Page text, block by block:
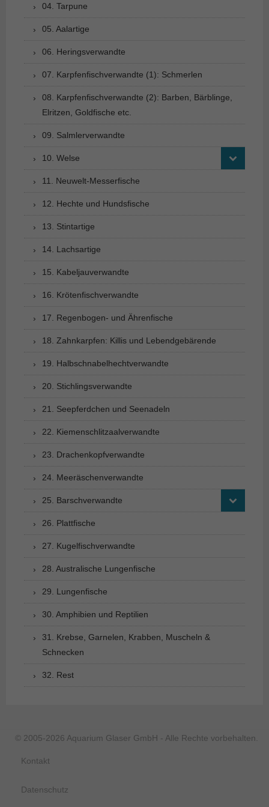
04. Tarpune
05. Aalartige
06. Heringsverwandte
07. Karpfenfischverwandte (1): Schmerlen
08. Karpfenfischverwandte (2): Barben, Bärblinge,
Elritzen, Goldfische etc.
09. Salmlerverwandte
10. Welse
11. Neuwelt-Messerfische
12. Hechte und Hundsfische
13. Stintartige
14. Lachsartige
15. Kabeljauverwandte
16. Krötenfischverwandte
17. Regenbogen- und Ährenfische
18. Zahnkarpfen: Killis und Lebendgebärende
19. Halbschnabelhechtverwandte
20. Stichlingsverwandte
21. Seepferdchen und Seenadeln
22. Kiemenschlitzaalverwandte
23. Drachenkopfverwandte
24. Meeräschenverwandte
25. Barschverwandte
26. Plattfische
27. Kugelfischverwandte
28. Australische Lungenfische
29. Lungenfische
30. Amphibien und Reptilien
31. Krebse, Garnelen, Krabben, Muscheln &
Schnecken
32. Rest
© 2005-2026 Aquarium Glaser GmbH - Alle Rechte vorbehalten.
Kontakt
Datenschutz